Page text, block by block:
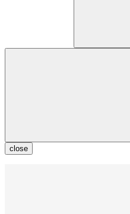
close